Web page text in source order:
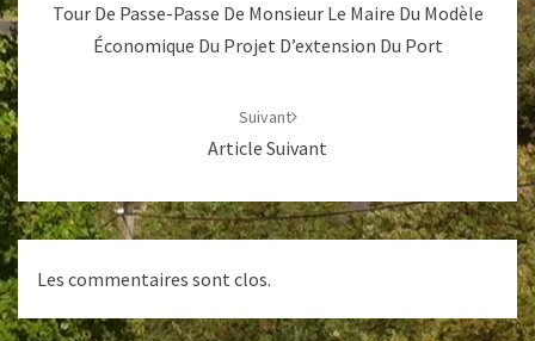
Tour De Passe-Passe De Monsieur Le Maire Du Modèle
Économique Du Projet D’extension Du Port
Suivant
Article Suivant
Les commentaires sont clos.